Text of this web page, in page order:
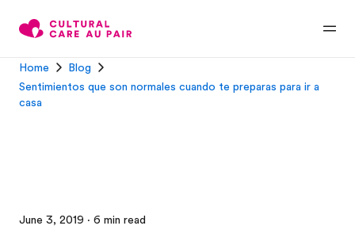
Home
Blog
Sentimientos que son normales cuando te preparas para ir a
casa
June 3, 2019 · 6 min read